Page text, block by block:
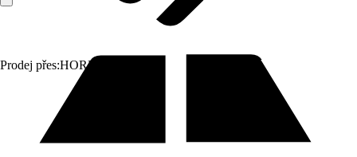
Prodej přes:HORNBACH